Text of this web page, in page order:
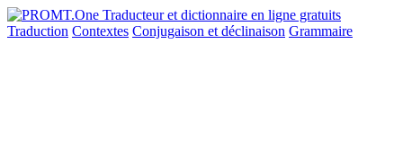
Traduction Contextes Conjugaison et déclinaison Grammaire